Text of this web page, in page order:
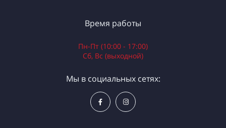
Время работы
Пн-Пт (10:00 - 17:00)
Сб, Вс (выходной)
Мы в социальных сетях: